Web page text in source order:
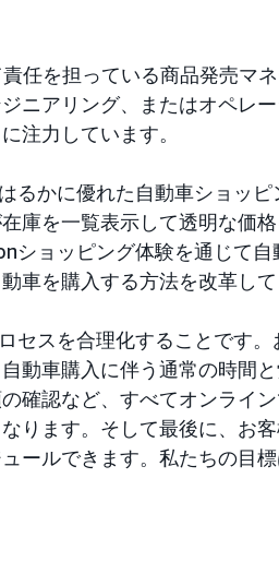
任を担っている商品発売マ
ニアリング、またはオペレ
注力しています。
かに優れた自動車ショッピ
庫を一覧表示して透明な価
ショッピング体験を通じて自
車を購入する方法を改革して
セスを合理化することです
動車購入に伴う通常の時間
確認など、すべてオンライン
ります。そして最後に、お
ールできます。私たちの目